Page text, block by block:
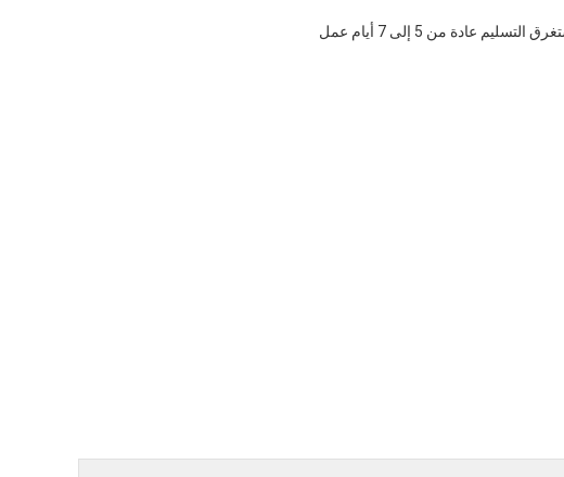
سيتم شحن الصندوق من خلال خدمة بريد سريع موثوقة.سيتم توفير رقم التتبع للعميل عند الشحن.يستغرق التسليم عادة من 5 إلى 7 أيام عمل